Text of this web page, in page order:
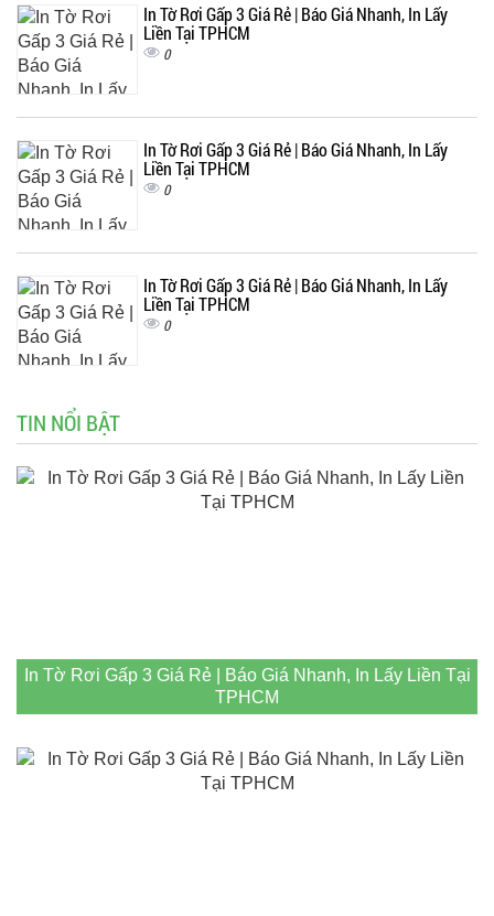
In Tờ Rơi Gấp 3 Giá Rẻ | Báo Giá Nhanh, In Lấy
Liền Tại TPHCM
0
In Tờ Rơi Gấp 3 Giá Rẻ | Báo Giá Nhanh, In Lấy
Liền Tại TPHCM
0
In Tờ Rơi Gấp 3 Giá Rẻ | Báo Giá Nhanh, In Lấy
Liền Tại TPHCM
0
TIN NỔI BẬT
In Tờ Rơi Gấp 3 Giá Rẻ | Báo Giá Nhanh, In Lấy Liền Tại
TPHCM